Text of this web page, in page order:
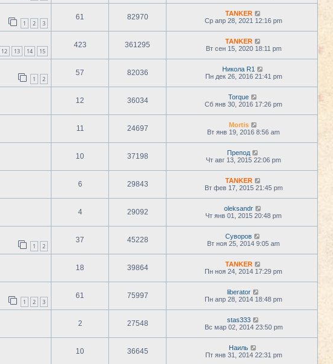
1 2 3
61 82970
TANKER
Ср апр 28, 2021 12:16 pm
12 13 14 15
423 361295
TANKER
Вт сен 15, 2020 18:11 pm
1 2
57 82036
Никола R1
Пн дек 26, 2016 21:41 pm
12 36034
Torque
Сб янв 30, 2016 17:26 pm
11 24697
Mortis
Вт янв 19, 2016 8:56 am
10 37198
Препод
Чт авг 13, 2015 22:06 pm
6 29843
TANKER
Вт фев 17, 2015 21:45 pm
4 29092
oleksandr
Чт янв 01, 2015 20:48 pm
1 2
37 45228
Суворов
Вт ноя 25, 2014 9:05 am
18 39864
TANKER
Пн ноя 24, 2014 17:29 pm
1 2 3
61 75997
liberator
Пн апр 28, 2014 18:48 pm
2 27548
stas333
Вс мар 02, 2014 23:50 pm
10 36645
Наиль
Пт янв 31, 2014 22:31 pm